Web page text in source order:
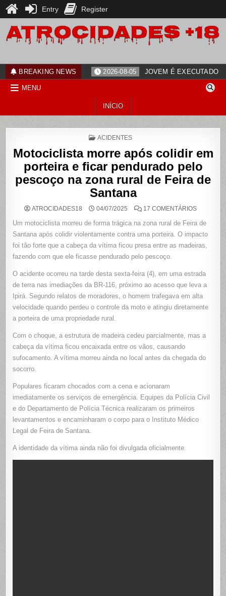
content
BREAKING NEWS 2026-08-05 JOVEM É EXECUTADO
MENU
INÍCIO
POSTED
ACIDENTES
Motociclista morre após colidir em
porteira e ficar pendurado pelo
pescoço na zona rural de Feira de
Santana
ATROCIDADES18 04/07/2025 17 COMENTÁRIOSEM
MORRE
APÓS
COLIDIR
EM
PESCOÇO
ZONA
RURAL
DE
FEIRA
DE
Um motociclista morreu de forma trágica na zona rural de Feira de
Santana após colidir violentamente contra uma porteira. O impacto
foi tão forte que a cabeça da vítima ficou presa entre as madeiras,
fazendo com que ele ficasse pendurado pelo pescoço.
O acidente ocorreu na tarde desta sexta-feira (4), em uma estrada
de terra nas imediações da BR-116, próximo ao acesso que leva a
Ipirá. Segundo relatos de moradores, o homem trafegava em alta
velocidade quando perdeu o controle da moto e atingiu diretamente
a porteira de uma propriedade rural.
Com o choque, a estrutura de madeira cedeu parcialmente, mas a
cabeça da vítima ficou encaixada entre os vãos, causando
sufocamento. A vítima morreu ainda no local antes da chegada do
socorro.
Populares ficaram chocados com a cena e acionaram
imediatamente os serviços de emergência. Equipes da Polícia Civil
e do Departamento de Polícia Técnica realizaram os primeiros
levantamentos e encaminharam o corpo para o Instituto Médico
Legal de Feira de Santana.
A identidade da vítima ainda não foi divulgada oficialmente.
Entry Register